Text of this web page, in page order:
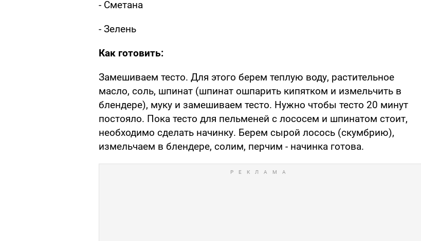
- Сметана
- Зелень
Как готовить:
Замешиваем тесто. Для этого берем теплую воду, растительное
масло, соль, шпинат (шпинат ошпарить кипятком и измельчить в
блендере), муку и замешиваем тесто. Нужно чтобы тесто 20 минут
постояло. Пока тесто для пельменей с лососем и шпинатом стоит,
необходимо сделать начинку. Берем сырой лосось (скумбрию),
измельчаем в блендере, солим, перчим - начинка готова.